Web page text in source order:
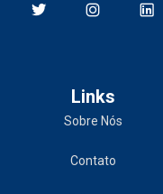
Links
Sobre Nós
Contato